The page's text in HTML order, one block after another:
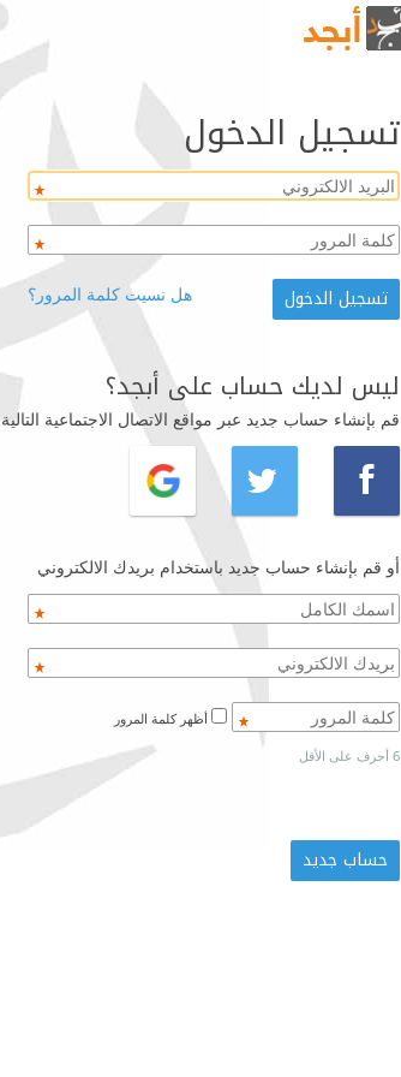
تسجيل الدخول
هل نسيت كلمة المرور؟
ليس لديك حساب على أبجد؟
قم بإنشاء حساب جديد عبر مواقع الاتصال الاجتماعية التالية
أو قم بإنشاء حساب جديد باستخدام بريدك الالكتروني
6 أحرف على الأقل